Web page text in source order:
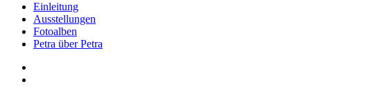
Einleitung
Ausstellungen
Fotoalben
Petra über Petra